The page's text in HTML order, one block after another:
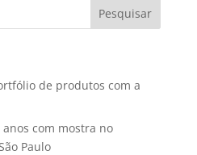
de produtos com a
anos com mostra no
Paulo